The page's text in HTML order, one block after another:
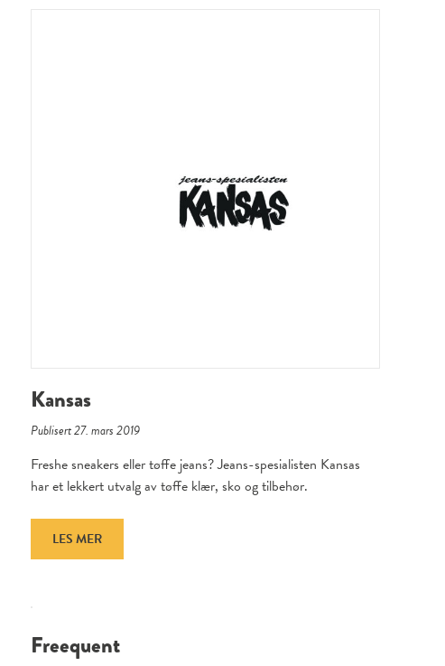
Kansas
Publisert 27. mars 2019
Freshe sneakers eller tøffe jeans? Jeans-spesialisten Kansas
har et lekkert utvalg av tøffe klær, sko og tilbehør.
LES MER
Freequent